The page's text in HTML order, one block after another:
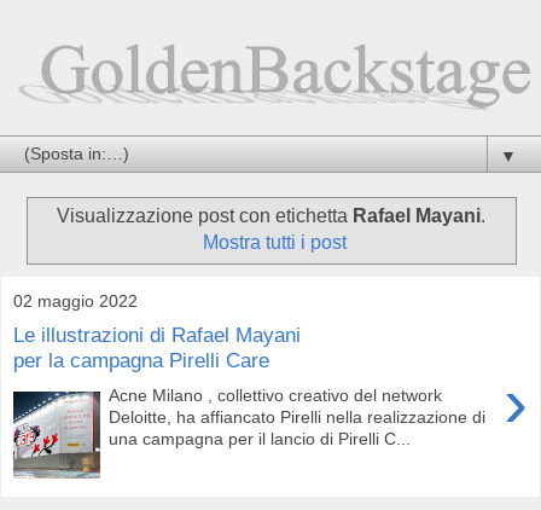
▼
Visualizzazione post con etichetta Rafael Mayani.
Mostra tutti i post
02 maggio 2022
Le illustrazioni di Rafael Mayani
per la campagna Pirelli Care
›
Acne Milano , collettivo creativo del network
Deloitte, ha affiancato Pirelli nella realizzazione di
una campagna per il lancio di Pirelli C...